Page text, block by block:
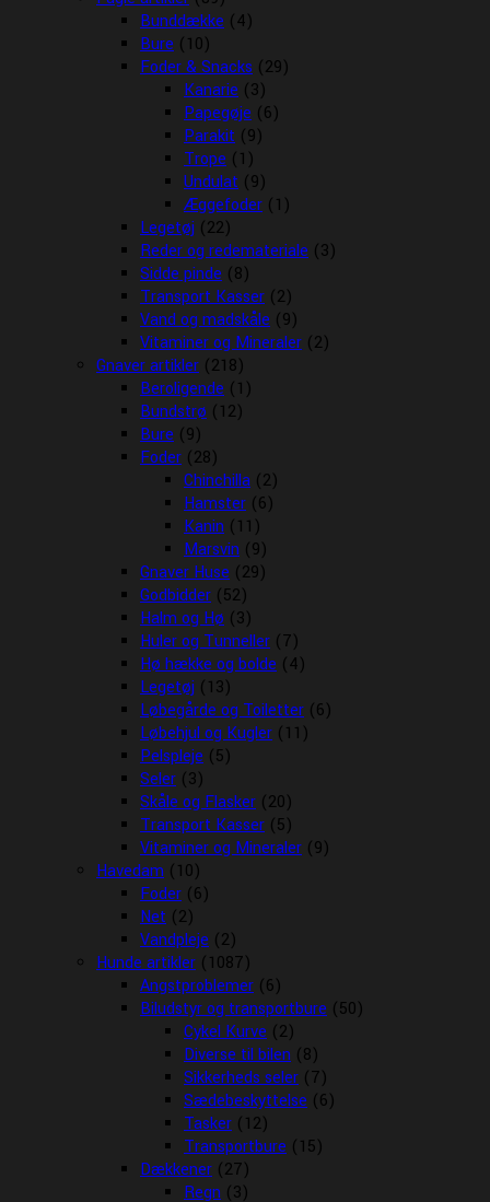
Bunddække (4)
Bure (10)
Foder & Snacks (29)
Kanarie (3)
Papegøje (6)
Parakit (9)
Trope (1)
Undulat (9)
Æggefoder (1)
Legetøj (22)
Reder og redemateriale (3)
Sidde pinde (8)
Transport Kasser (2)
Vand og madskåle (9)
Vitaminer og Mineraler (2)
Gnaver artikler (218)
Beroligende (1)
Bundstrø (12)
Bure (9)
Foder (28)
Chinchilla (2)
Hamster (6)
Kanin (11)
Marsvin (9)
Gnaver Huse (29)
Godbidder (52)
Halm og Hø (3)
Huler og Tunneller (7)
Hø hække og bolde (4)
Legetøj (13)
Løbegårde og Toiletter (6)
Løbehjul og Kugler (11)
Pelspleje (5)
Seler (3)
Skåle og Flasker (20)
Transport Kasser (5)
Vitaminer og Mineraler (9)
Havedam (10)
Foder (6)
Net (2)
Vandpleje (2)
Hunde artikler (1087)
Angstproblemer (6)
Biludstyr og transportbure (50)
Cykel Kurve (2)
Diverse til bilen (8)
Sikkerheds seler (7)
Sædebeskyttelse (6)
Tasker (12)
Transportbure (15)
Dækkener (27)
Regn (3)